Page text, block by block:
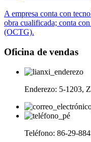
A empresa conta con
obra cualificada; conta
(OCTG).
Oficina de vendas
Enderezo: 5-1203,
Teléfono: 86-29-